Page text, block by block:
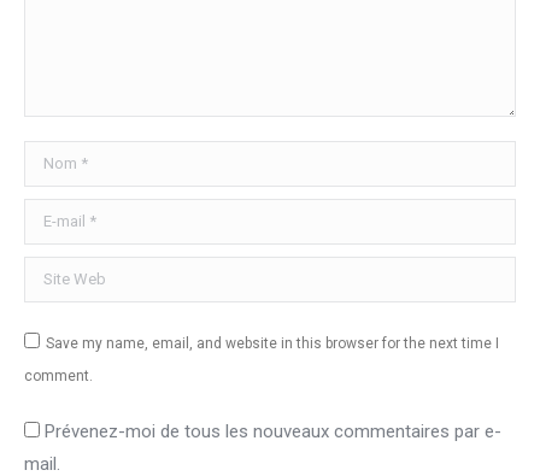
Nom *
E-mail *
Site Web
Save my name, email, and website in this browser for the next time I
comment.
Prévenez-moi de tous les nouveaux commentaires par e-
mail.